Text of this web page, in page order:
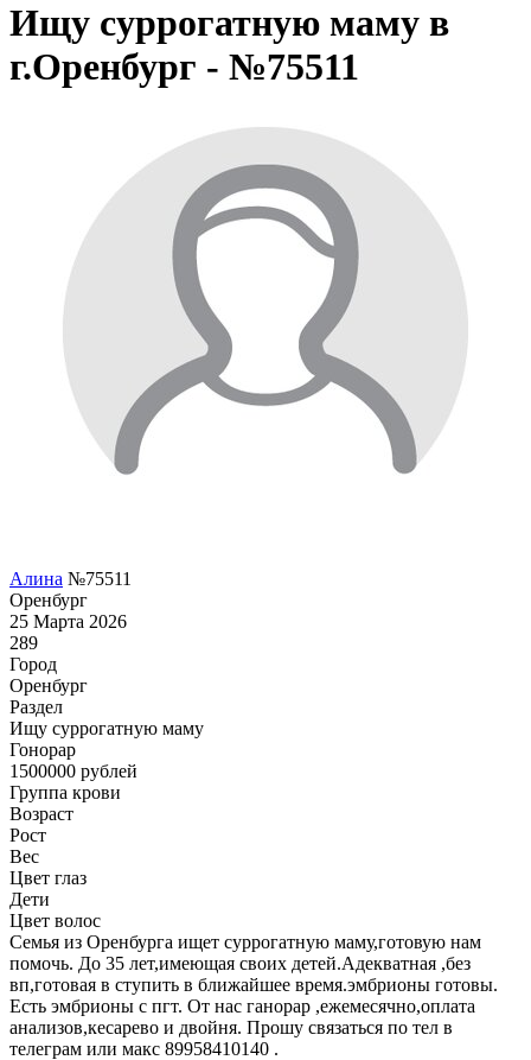
Ищу суррогатную маму в
г.Оренбург - №75511
Алина №75511
Оренбург
25 Марта 2026
289
Город
Оренбург
Раздел
Ищу суррогатную маму
Гонoрар
1500000 рублей
Группа крови
Возраст
Рост
Вес
Цвет глаз
Дети
Цвет волос
Семья из Оренбурга ищет суррогатную маму,готовую нам
помочь. До 35 лет,имеющая своих детей.Адекватная ,без
вп,готовая в ступить в ближайшее время.эмбрионы готовы.
Есть эмбрионы с пгт. От нас ганорар ,ежемесячно,оплата
анализов,кесарево и двойня. Прошу связаться по тел в
телеграм или макс 89958410140 .